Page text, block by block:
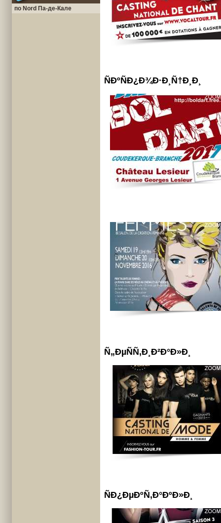
по Nord Па-де-Кале
ÑÐºÑÐ¿Ð¾Ð·Ð¸Ñ†Ð¸Ð¸
Ñ„ÐµÑÑ‚Ð¸Ð²Ð°Ð»Ð¸
ÑÐ¿ÐµÐºÑ‚Ð°ÐºÐ»Ð¸